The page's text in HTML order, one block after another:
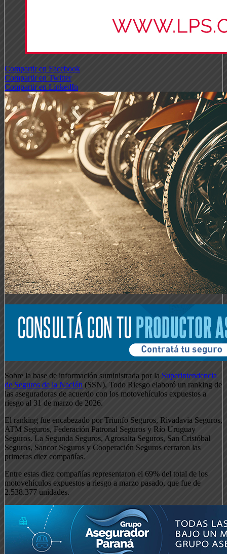
Compartir en Facebook
Compartir en Twitter
Compartir en LinkedIn
Sobre la base de información suministrada por la Superintendencia
de Seguros de la Nación (SSN), Todo Riesgo elaboró un ranking de
las aseguradoras de acuerdo con los motovehículos expuestos a
riesgo al 31 de marzo de 2026.
El ranking fue encabezado por Triunfo Seguros, Rivadavia Seguros,
ATM Seguros, Federación Patronal Seguros y Río Uruguay
Seguros. La Segunda Seguros, Agrosalta Seguros, San Cristóbal
Seguros, Sancor Seguros y Cooperación Seguros cerraron las
primeras diez compañías.
Entre estas diez compañías representaron el 69% del total de los
motovehículos expuestos a riesgo a marzo pasado, que fue de
2.538.377 unidades.